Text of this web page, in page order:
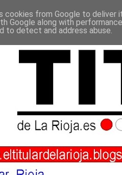
cookies from Google to deliver
Google along with
to detect and address abuse.